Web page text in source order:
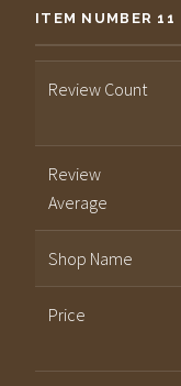
ITEM NUMBER 11
Review Count
Review
Average
Shop Name
Price